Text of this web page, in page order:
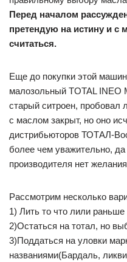
Перед началом
претендую на истину и
считаться.
Еще до покупки этой
малозольный TOTAL INEO
старый ситроен, пробовал
с маслом закрыт, но оно
дистрибьюторов ТОТАЛ-
более чем уважительно,
производителя нет
Рассмотрим несколько
1) Лить то что лили
2)Остаться на тотал, но
3)Поддаться на уловки
названиями(Бардаль,